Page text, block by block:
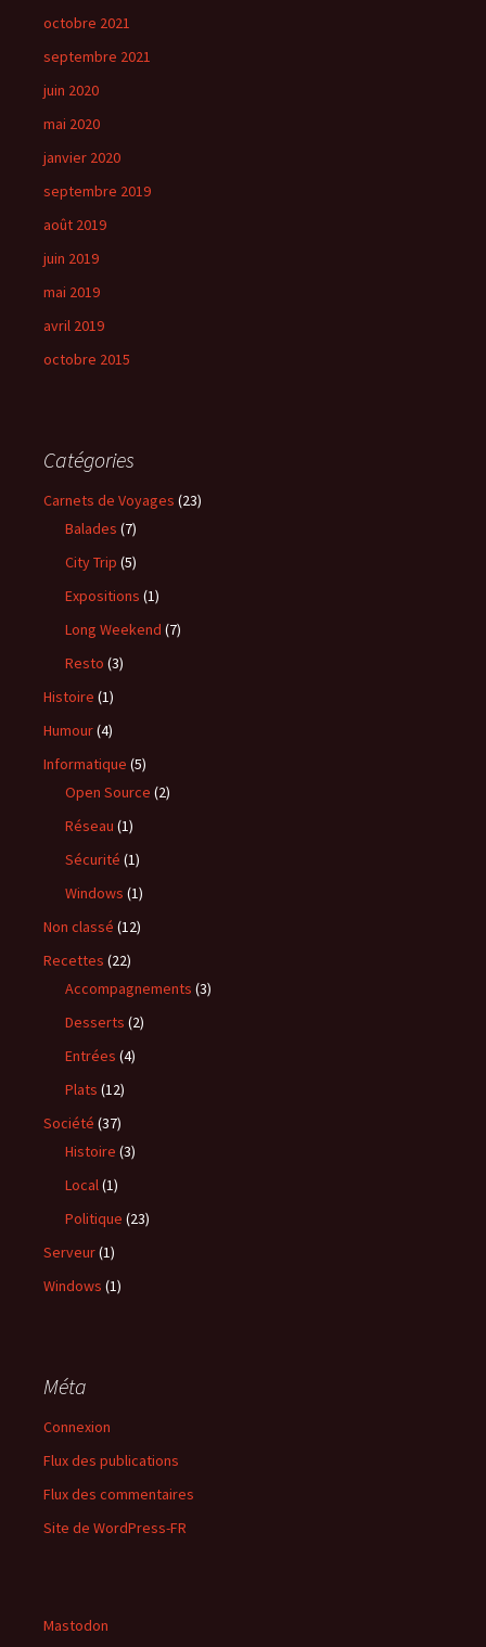
octobre 2021
septembre 2021
juin 2020
mai 2020
janvier 2020
septembre 2019
août 2019
juin 2019
mai 2019
avril 2019
octobre 2015
Catégories
Carnets de Voyages (23)
Balades (7)
City Trip (5)
Expositions (1)
Long Weekend (7)
Resto (3)
Histoire (1)
Humour(4)
Informatique (5)
Open Source (2)
Réseau (1)
Sécurité (1)
Windows (1)
Non classé (12)
Recettes (22)
Accompagnements (3)
Desserts (2)
Entrées (4)
Plats (12)
Société (37)
Histoire (3)
Local(1)
Politique (23)
Serveur(1)
Windows (1)
Méta
Connexion
Flux des publications
Flux des commentaires
Site de WordPress-FR
Mastodon